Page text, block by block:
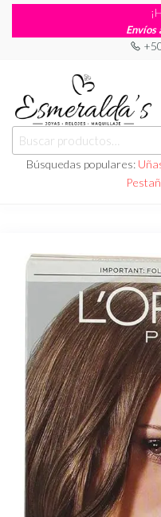
Envíos
Joyería
Esmeraldas
Joyería |
Maquillaje
|
Relojería
Búsquedas populares: